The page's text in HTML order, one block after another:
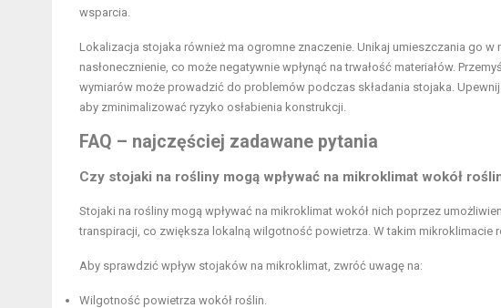
wsparcia.
Lokalizacja stojaka również ma ogromne znaczenie. Unikaj umieszczania go
nasłonecznienie, co może negatywnie wpłynąć na trwałość materiałów.
wymiarów może prowadzić do problemów podczas składania stojaka.
aby zminimalizować ryzyko osłabienia konstrukcji.
FAQ – najczęściej zadawane pytania
Czy stojaki na rośliny mogą wpływać na mikroklimat wokół
Stojaki na rośliny mogą wpływać na mikroklimat wokół nich poprzez
transpiracji, co zwiększa lokalną wilgotność powietrza. W takim mikroklimacie
Aby sprawdzić wpływ stojaków na mikroklimat, zwróć uwagę na:
Wilgotność powietrza wokół roślin.